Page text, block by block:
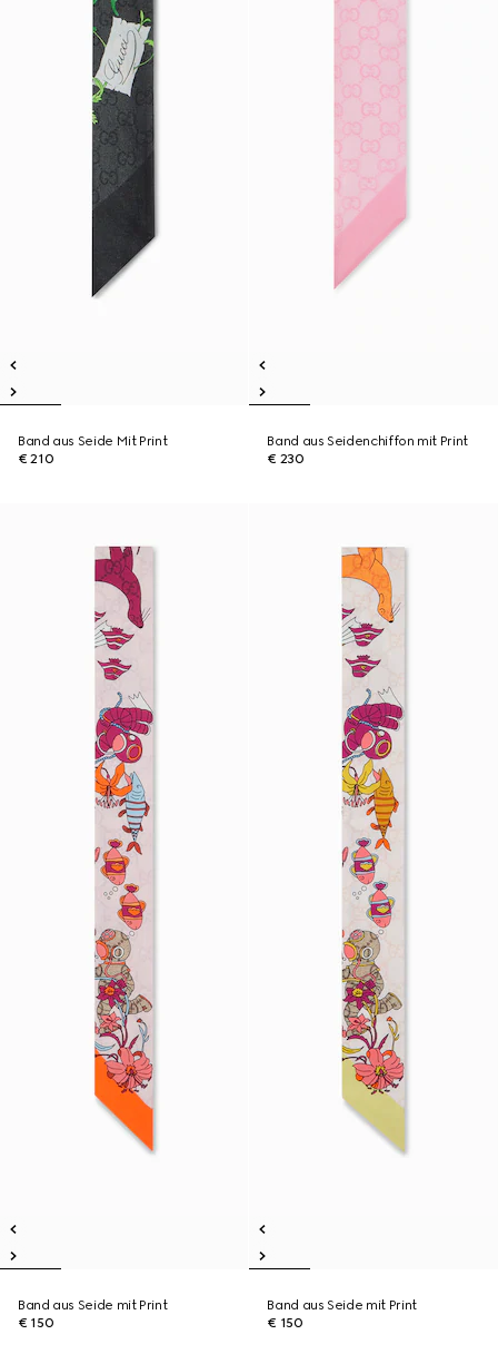
Band aus Seide Mit Print
€ 210
Band aus Seidenchiffon mit Print
€ 230
Band aus Seide mit Print
€ 150
Band aus Seide mit Print
€ 150